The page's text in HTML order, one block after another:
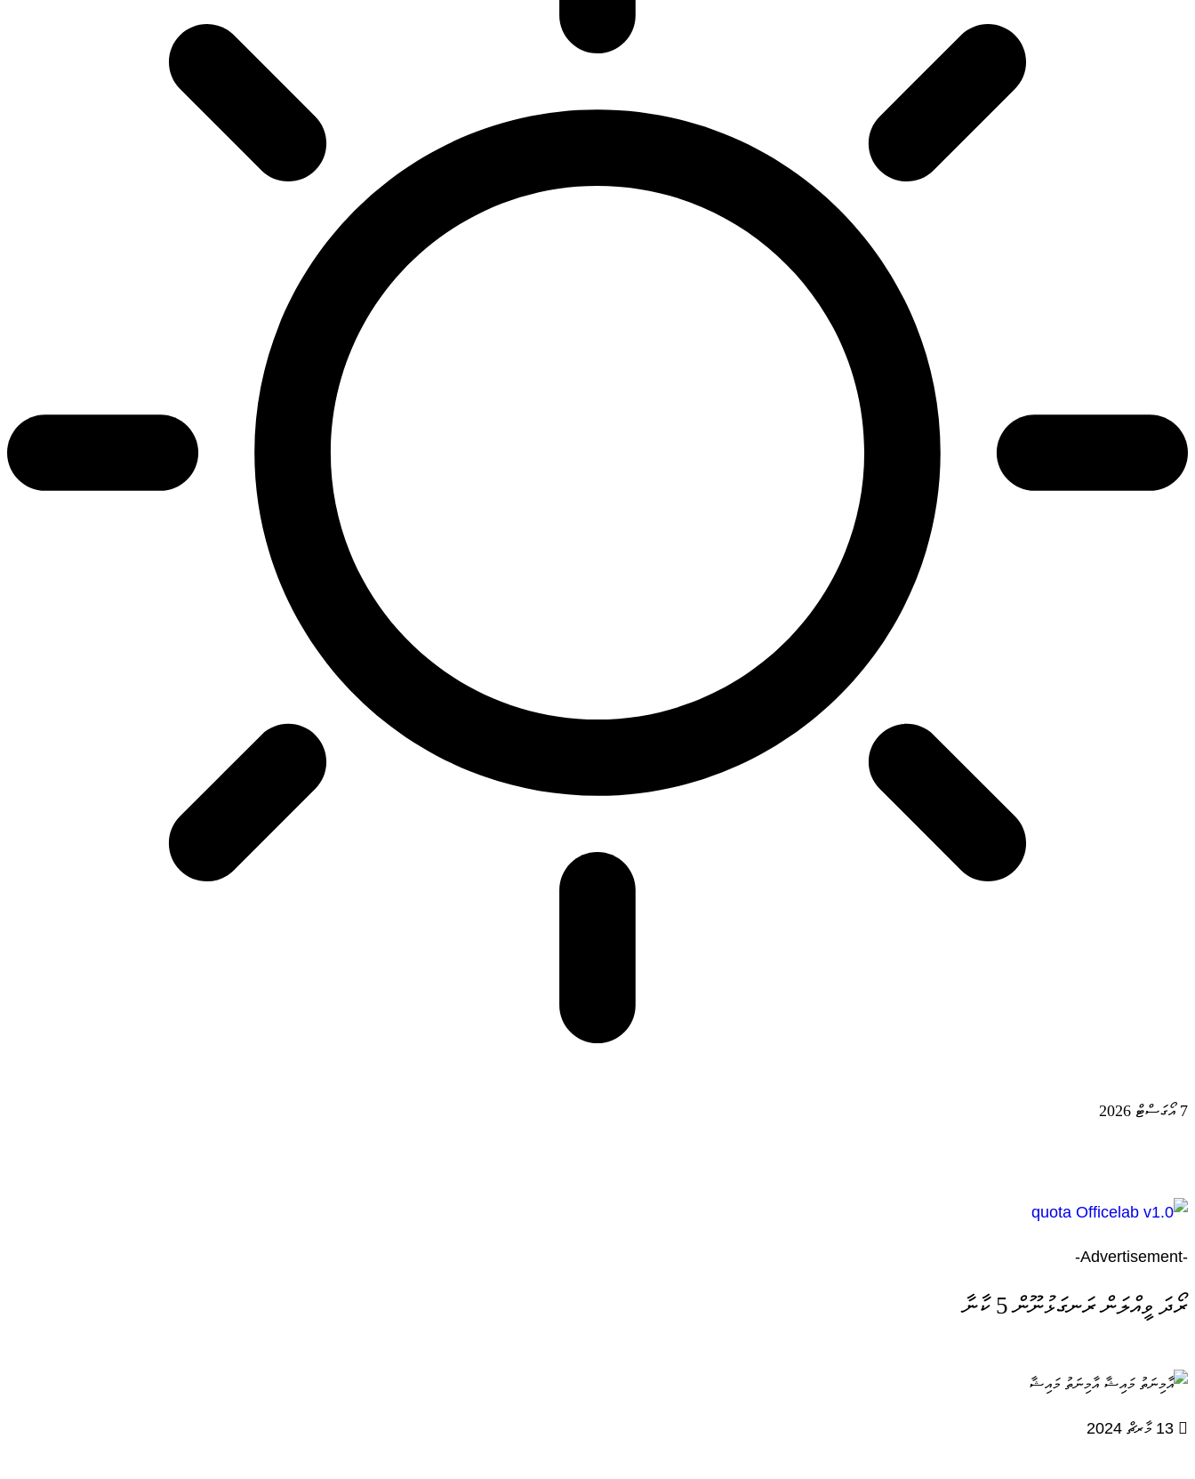
7 އޯގަސްޓް 2026
-Advertisement-
ރޯދަ ވީއްލަން ރަނގަޅުނޫން 5 ކާނާ
އާމިނަތު މައިޝާ
13 މާރޗް 2024